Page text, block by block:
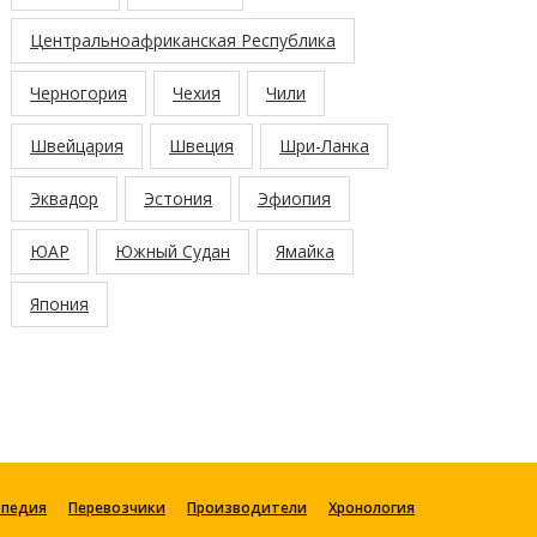
Центральноафриканская Республика
Черногория Чехия Чили
Швейцария Швеция Шри-Ланка
Эквадор Эстония Эфиопия
ЮАР Южный Судан Ямайка
Япония
Перевозчики Производители Хронология